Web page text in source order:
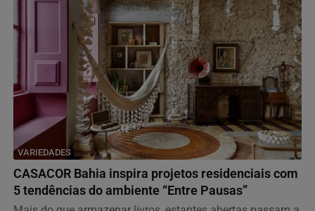
VARIEDADES
CASACOR Bahia inspira projetos residenciais com
5 tendências do ambiente “Entre Pausas”